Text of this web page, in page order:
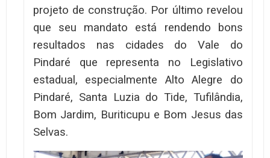
projeto de construção. Por último revelou
que seu mandato está rendendo bons
resultados nas cidades do Vale do
Pindaré que representa no Legislativo
estadual, especialmente Alto Alegre do
Pindaré, Santa Luzia do Tide, Tufilândia,
Bom Jardim, Buriticupu e Bom Jesus das
Selvas.